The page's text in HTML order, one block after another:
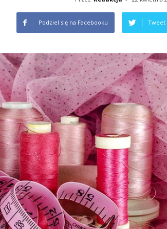
Podziel się na Facebooku Tweet